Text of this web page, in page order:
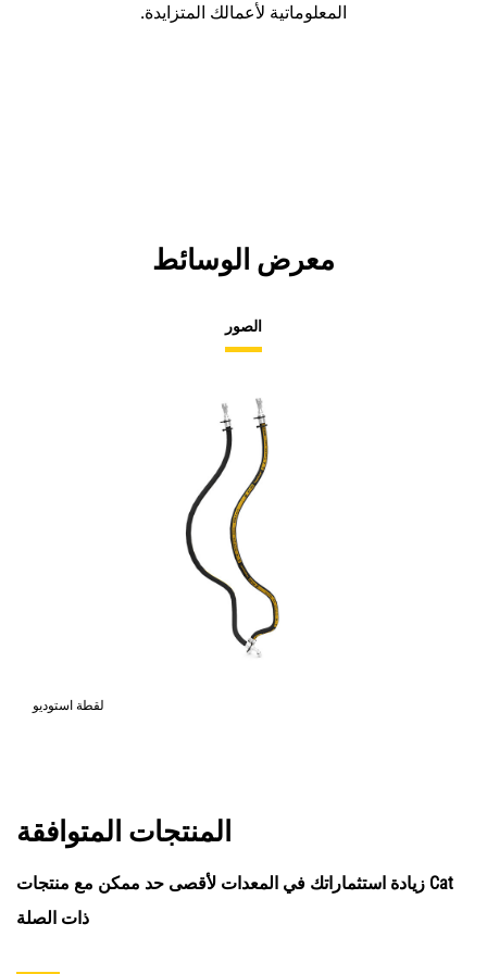
المعلوماتية لأعمالك المتزايدة.
معرض الوسائط
الصور
لقطة استوديو
المنتجات المتوافقة
زيادة استثماراتك في المعدات لأقصى حد ممكن مع منتجات Cat
ذات الصلة